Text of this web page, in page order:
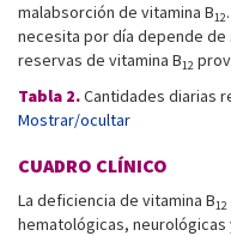
malabsorción de vitamina B12
necesita por día depende de
reservas de vitamina B12
Tabla 2.Cantidades diarias
Mostrar/ocultar
CUADRO CLÍNICO
La deficiencia de vitamina B12
hematológicas, neurológicas